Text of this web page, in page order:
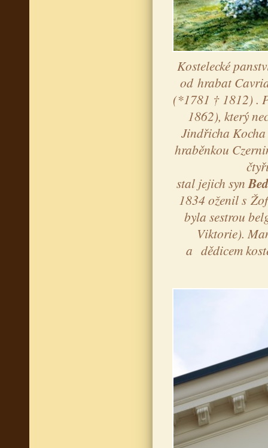
Kostelecké
od hrabat
(*1781 † 1812) .
1862), který
Jindřicha Kocha
hraběnkou
stal jejich syn
1834 oženil s
byla sestrou
Viktorie).
a dědicem